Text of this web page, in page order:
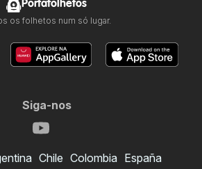
Portafolhetos
os folhetos num só lugar.
Siga-nos
Chile Colombia España